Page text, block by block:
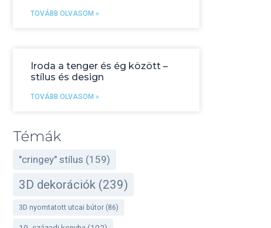
TOVÁBB OLVASOM »
Iroda a tenger és ég között –
stílus és design
TOVÁBB OLVASOM »
Témák
"cringey" stílus (159)
3D dekorációk(239)
3D nyomtatott utcai bútor(86)